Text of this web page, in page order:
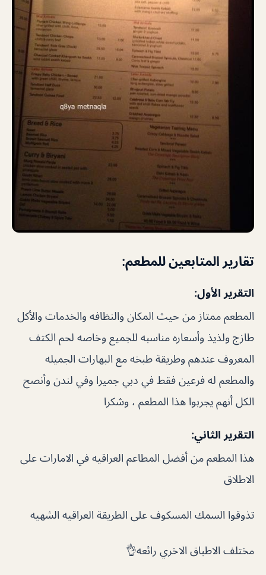
تقارير المتابعين للمطعم:
التقرير الأول:
المطعم ممتاز من حيث المكان والنظافه والخدمات والأكل
طازج ولذيذ وأسعاره مناسبه للجميع وخاصه لحم الكتف
المعروف عندهم وطريقة طبخه مع البهارات الجميله
والمطعم له فرعين فقط في دبي جميرا وفي لندن وأنصح
الكل أنهم يجربوا هذا المطعم ، وشكرا
التقرير الثاني:
هذا المطعم من أفضل المطاعم العراقيه في الامارات على
الاطلاق
تذوقوا السمك المسكوف على الطريقة العراقيه الشهيه
مختلف الاطباق الاخري رائعه👌